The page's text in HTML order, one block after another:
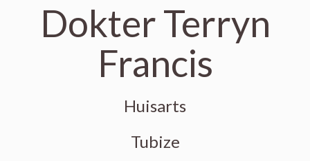
Dokter Terryn
Francis
Huisarts
Tubize